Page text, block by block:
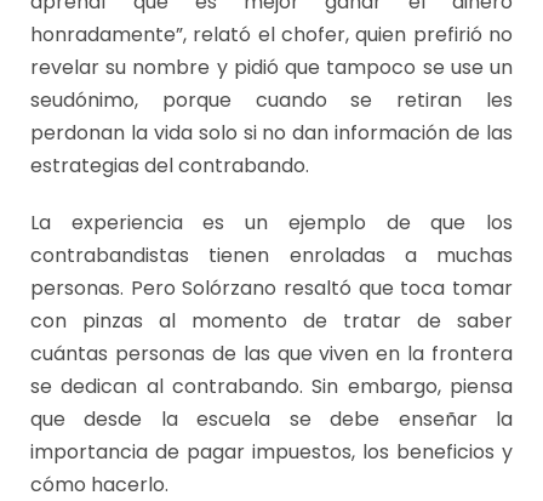
honradamente”, relató el chofer, quien prefirió no
revelar su nombre y pidió que tampoco se use un
seudónimo, porque cuando se retiran les
perdonan la vida solo si no dan información de las
estrategias del contrabando.
La experiencia es un ejemplo de que los
contrabandistas tienen enroladas a muchas
personas. Pero Solórzano resaltó que toca tomar
con pinzas al momento de tratar de saber
cuántas personas de las que viven en la frontera
se dedican al contrabando. Sin embargo, piensa
que desde la escuela se debe enseñar la
importancia de pagar impuestos, los beneficios y
cómo hacerlo.